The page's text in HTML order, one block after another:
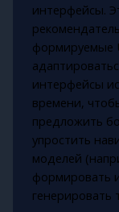
интерфейсы.
формируемые
интерфейсы
времени,
предложить
упростить
моделей
формировать
генерировать